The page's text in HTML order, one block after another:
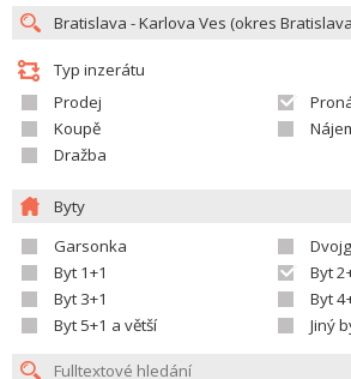
Typ inzerátu
Prodej
Koupě
Dražba
Byty
Garsonka
Byt 1+1
Byt
Byt 3+1
Byt
Byt 5+1 a větší
Jiný